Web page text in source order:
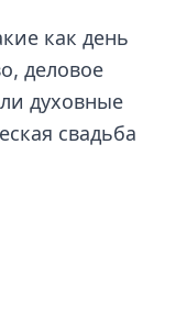
как день
деловое
духовные
свадьба